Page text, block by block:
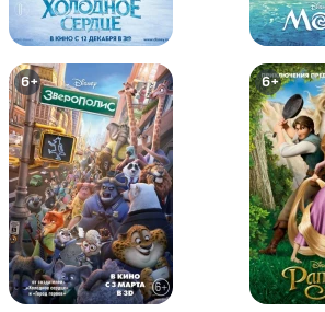
LEGO супергерои DC: Лига
справедливости против Лиги
Бизарро
LEGO
битва
6+ 6+
6+ 6+